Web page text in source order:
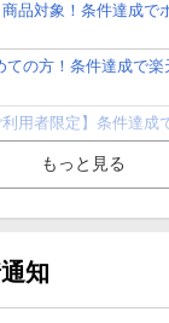
品対象！条件達成で
ての方！条件達成で
利用者限定】条件達成
知